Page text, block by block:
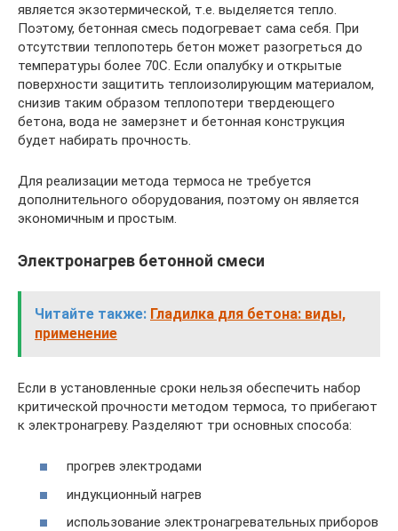
является экзотермической, т.е. выделяется тепло.
Поэтому, бетонная смесь подогревает сама себя. При
отсутствии теплопотерь бетон может разогреться до
температуры более 70С. Если опалубку и открытые
поверхности защитить теплоизолирующим материалом,
снизив таким образом теплопотери твердеющего
бетона, вода не замерзнет и бетонная конструкция
будет набирать прочность.
Для реализации метода термоса не требуется
дополнительного оборудования, поэтому он является
экономичным и простым.
Электронагрев бетонной смеси
Читайте также: Гладилка для бетона: виды,
применение
Если в установленные сроки нельзя обеспечить набор
критической прочности методом термоса, то прибегают
к электронагреву. Разделяют три основных способа:
прогрев электродами
индукционный нагрев
использование электронагревательных приборов